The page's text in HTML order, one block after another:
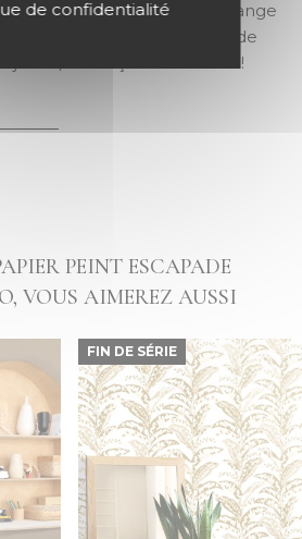
dans un lumineux mélange
dans une gamme de verts, de
jaune/corail. Ça nous évade !
PEINT ESCAPADE
VOUS AIMEREZ AUSSI
FIN DE SÉRIE
de confidentialité